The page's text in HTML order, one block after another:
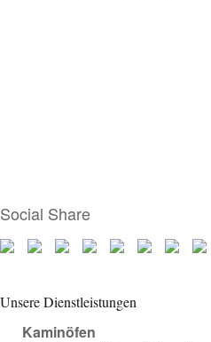
Social Share
Unsere Dienstleistungen
Kaminöfen